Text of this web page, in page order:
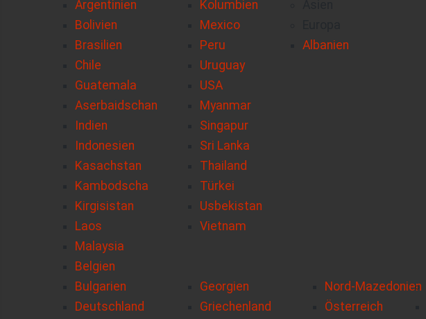
Argentinien
Bolivien
Brasilien
Chile
Guatemala
Kolumbien
Mexico
Peru
Uruguay
USA
Aserbaidschan
Indien
Indonesien
Kasachstan
Kambodscha
Kirgisistan
Laos
Malaysia
Myanmar
Singapur
Sri Lanka
Thailand
Türkei
Usbekistan
Vietnam
Albanien
Belgien
Bulgarien
Deutschland
Georgien
Griechenland
Nord-Mazedonien
Österreich